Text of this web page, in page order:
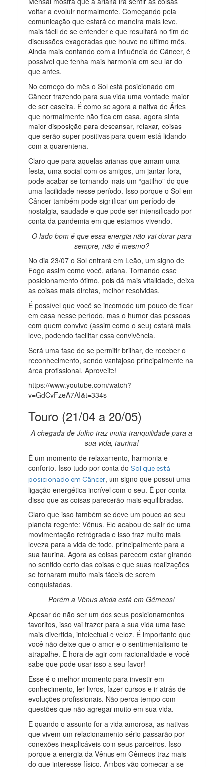
voltar a evoluir normalmente. Começando pela
comunicação que estará de maneira mais leve,
mais fácil de se entender e que resultará no fim de
discussões exageradas que houve no último mês.
Ainda mais contando com a influência de Câncer, é
possível que tenha mais harmonia em seu lar do
que antes.
No começo do mês o Sol está posicionado em
Câncer trazendo para sua vida uma vontade maior
de ser caseira. É como se agora a nativa de Áries
que normalmente não fica em casa, agora sinta
maior disposição para descansar, relaxar, coisas
que serão super positivas para quem está lidando
com a quarentena.
Claro que para aquelas arianas que amam uma
festa, uma social com os amigos, um jantar fora,
pode acabar se tornando mais um “gatilho” do que
uma facilidade nesse período. Isso porque o Sol em
Câncer também pode significar um período de
nostalgia, saudade e que pode ser intensificado por
conta da pandemia em que estamos vivendo.
O lado bom é que essa energia não vai durar para
sempre, não é mesmo?
No dia 23/07 o Sol entrará em Leão, um signo de
Fogo assim como você, ariana. Tornando esse
posicionamento ótimo, pois dá mais vitalidade, deixa
as coisas mais diretas, melhor resolvidas.
É possível que você se incomode um pouco de ficar
em casa nesse período, mas o humor das pessoas
com quem convive (assim como o seu) estará mais
leve, podendo facilitar essa convivência.
Será uma fase de se permitir brilhar, de receber o
reconhecimento, sendo vantajoso principalmente na
área profissional. Aproveite!
https://www.youtube.com/watch?
v=GdCvFzeA7AI&t=334s
Touro (21/04 a 20/05)
A chegada de Julho traz muita tranquilidade para a
sua vida, taurina!
É um momento de relaxamento, harmonia e
conforto. Isso tudo por conta doSol que está
posicionado em Câncer, um signo que possui uma
ligação energética incrível com o seu. É por conta
disso que as coisas parecerão mais equilibradas.
Claro que isso também se deve um pouco ao seu
planeta regente: Vênus. Ele acabou de sair de uma
movimentação retrógrada e isso traz muito mais
leveza para a vida de todo, principalmente para a
sua taurina. Agora as coisas parecem estar girando
no sentido certo das coisas e que suas realizações
se tornaram muito mais fáceis de serem
conquistadas.
Porém a Vênus ainda está em Gêmeos!
Apesar de não ser um dos seus posicionamentos
favoritos, isso vai trazer para a sua vida uma fase
mais divertida, intelectual e veloz. É importante que
você não deixe que o amor e o sentimentalismo te
atrapalhe. É hora de agir com racionalidade e você
sabe que pode usar isso a seu favor!
Esse é o melhor momento para investir em
conhecimento, ler livros, fazer cursos e ir atrás de
evoluções profissionais. Não perca tempo com
questões que não agregar muito em sua vida.
E quando o assunto for a vida amorosa, as nativas
que vivem um relacionamento sério passarão por
conexões inexplicáveis com seus parceiros. Isso
porque a energia da Vênus em Gêmeos traz mais
do que interesse físico. Ambos vão começar a se